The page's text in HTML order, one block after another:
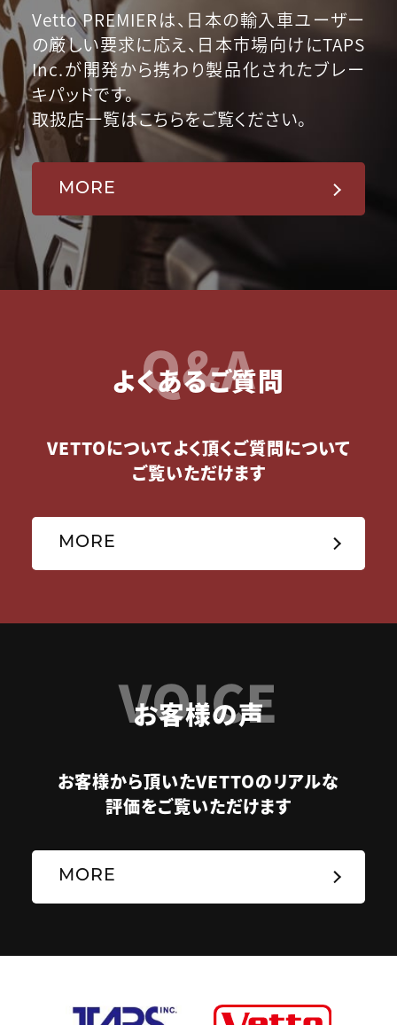
Vetto PREMIERは、日本の輸入車ユーザー
の厳しい要求に応え、日本市場向けにTAPS
Inc.が開発から携わり製品化されたブレー
キパッドです。
取扱店一覧はこちらをご覧ください。
MORE
Q&A
よくあるご質問
VETTOについてよく頂くご質問について
ご覧いただけます
MORE
VOICE
お客様の声
お客様から頂いたVETTOのリアルな
評価をご覧いただけます
MORE